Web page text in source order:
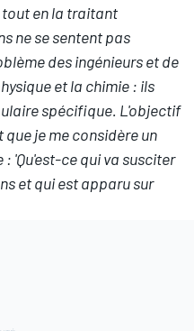
tout en la traitant
ne se sentent pas
des ingénieurs et de
et la chimie : ils
spécifique. L'objectif
je me considère un
'Qu'est-ce qui va susciter
et qui est apparu sur